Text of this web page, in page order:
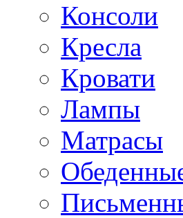
Консоли
Кресла
Кровати
Лампы
Матрасы